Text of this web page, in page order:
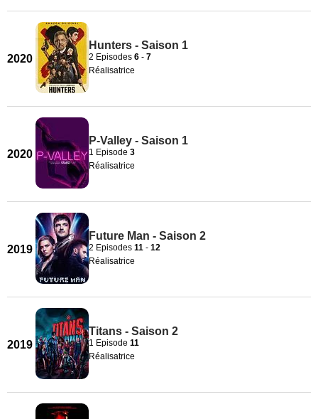
2020
Hunters - Saison 1
2 Episodes 6 - 7
Réalisatrice
2020
P-Valley - Saison 1
1 Episode 3
Réalisatrice
2019
Future Man - Saison 2
2 Episodes 11 - 12
Réalisatrice
2019
Titans - Saison 2
1 Episode 11
Réalisatrice